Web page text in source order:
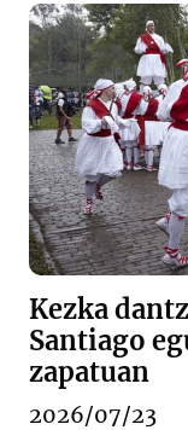
Kezka
Santiago
zapatuan
2026/07/23